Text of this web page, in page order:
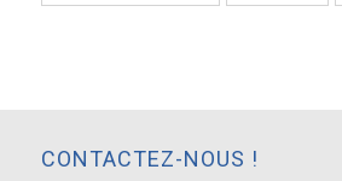
CONTACTEZ-NOUS !